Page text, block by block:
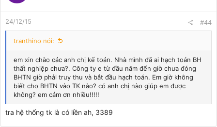
o
n
s
:
24/12/15 #44
tranthino nói:
em xin chào các anh chị kế toán. Nhà mình đã ai hạch toán BH
thất nghiệp chưa?. Công ty e từ đầu năm đến giờ chưa đóng
BHTN giờ phải truy thu và bắt đầu hạch toán. Em giờ không
biết cho BHTN vào TK nào? có anh chị nào giúp em được
không? em cảm ơn nhiều!!!!!
tra hệ thống tk là có liền ah, 3389